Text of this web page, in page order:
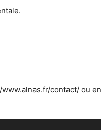
contact/ ou